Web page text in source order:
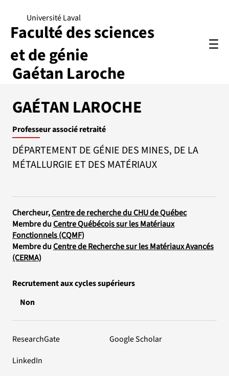
Gaétan Laroche
Université Laval
Faculté des sciences
et de génie
GAÉTAN LAROCHE
Professeur associé retraité
DÉPARTEMENT DE GÉNIE DES MINES, DE LA
MÉTALLURGIE ET DES MATÉRIAUX
Chercheur,Centre de recherche du CHU de Québec
Membre duCentre Québécois sur les Matériaux
Fonctionnels (CQMF)
Membre duCentre de Recherche sur les Matériaux Avancés
(CERMA)
Recrutement aux cycles supérieurs
Non
ResearchGate
Google Scholar
LinkedIn